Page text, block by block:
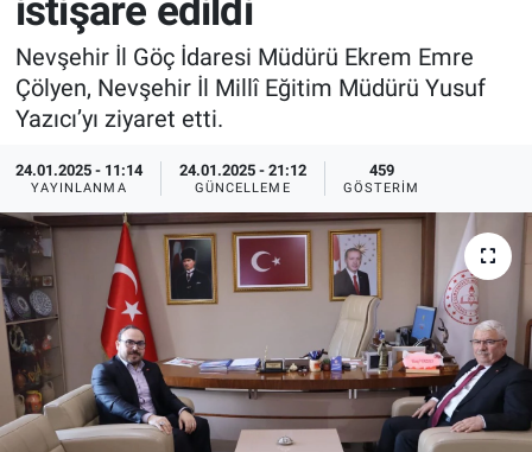
istişare edildi
Nevşehir İl Göç İdaresi Müdürü Ekrem Emre
Çölyen, Nevşehir İl Millî Eğitim Müdürü Yusuf
Yazıcı’yı ziyaret etti.
24.01.2025 - 11:14
YAYINLANMA
24.01.2025 - 21:12
GÜNCELLEME
459
GÖSTERIM
Sağlık
Yerel
Genel
Asayiş
İlan - Duyuru- Mesaj
Türkiye Gündemi
Sizden Gelenler
Yaşam
Sağlık
Eğitim
Kültür
İlan - Duyuru- Mesaj
Türkiye Gündemi
Sizden Gelenler